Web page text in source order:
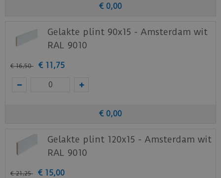
€ 0,00
Gelakte plint 90x15 - Amsterdam wit
RAL 9010
€ 16,50 € 11,75
€ 0,00
Gelakte plint 120x15 - Amsterdam wit
RAL 9010
€ 21,25 € 15,00